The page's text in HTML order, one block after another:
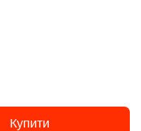
Купити